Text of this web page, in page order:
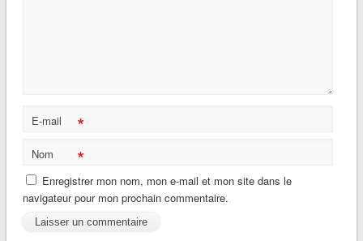
E-mail *
Nom *
Enregistrer mon nom, mon e-mail et mon site dans le
navigateur pour mon prochain commentaire.